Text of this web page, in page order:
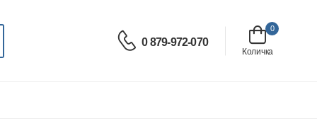
0 879-972-070
0
Количка